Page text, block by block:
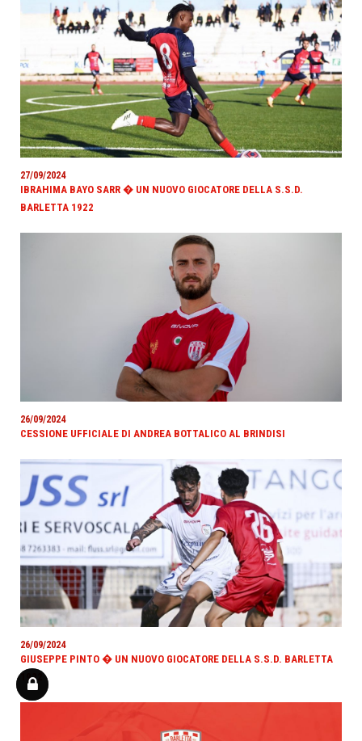
27/09/2024
IBRAHIMA BAYO SARR � UN NUOVO GIOCATORE DELLA S.S.D.
BARLETTA 1922
26/09/2024
CESSIONE UFFICIALE DI ANDREA BOTTALICO AL BRINDISI
26/09/2024
GIUSEPPE PINTO � UN NUOVO GIOCATORE DELLA S.S.D. BARLETTA
1922